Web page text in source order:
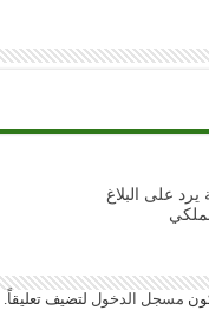
يرد على البلاغ
مسجل الدخول لتضيف تعليقاً.